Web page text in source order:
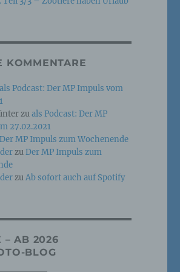
KOMMENTARE
als Podcast: Der MP Impuls vom
zuals Podcast: Der MP
27.02.2021
Der MP Impuls zum Wochenende
zuDer MP Impuls zum
zuAb sofort auch auf Spotify
– AB 2026
BLOG